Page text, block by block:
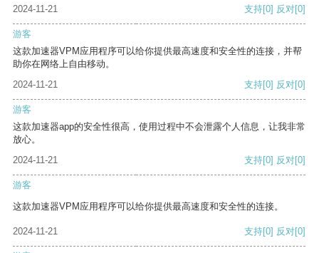
2024-11-21
支持[0] 反对[0]
游客
这款加速器VPM应用程序可以给你提供最高速度和安全性的连接，并帮
助你在网络上自由移动。
2024-11-21
支持[0] 反对[0]
游客
这款加速器app的安全性很高，使用过程中不会泄露个人信息，让我非常
放心。
2024-11-21
支持[0] 反对[0]
游客
这款加速器VPM应用程序可以给你提供最高速度和安全性的连接。
2024-11-21 支持[0] 反对[0]